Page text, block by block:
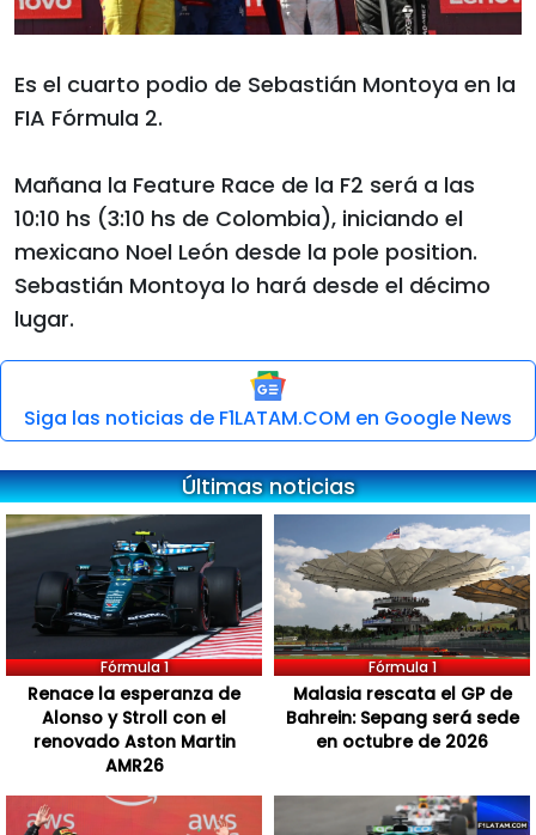
Es el cuarto podio de Sebastián Montoya en la
FIA Fórmula 2.
Mañana la Feature Race de la F2 será a las
10:10 hs (3:10 hs de Colombia), iniciando el
mexicano Noel León desde la pole position.
Sebastián Montoya lo hará desde el décimo
lugar.
Siga las noticias de F1LATAM.COM en Google News
Últimas noticias
Fórmula 1
Renace la esperanza de
Alonso y Stroll con el
renovado Aston Martin
AMR26
Fórmula 1
Malasia rescata el GP de
Bahrein: Sepang será sede
en octubre de 2026